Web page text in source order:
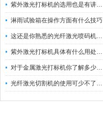
紫外激光打标机的选用也是有讲究的
淋雨试验箱在操作方面有什么技巧
这还是你熟悉的光纤激光喷码机吗？
紫外激光打标机具体有什么用处呢？
对于金属激光打标机你了解多少呢？
光纤激光切割机的使用可少不了以下步骤